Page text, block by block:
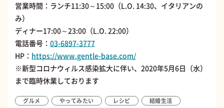
営業時間：ランチ11:30～15:00（L.O. 14:30、イタリアンの
み）
ディナー17:00～23:00（L.O. 22:00）
電話番号： 03-6897-3777
HP： https://www.gentle-base.com/
※新型コロナウィルス感染拡大に伴い、2020年5月6日（水）
まで臨時休業しております
グルメ やってみたい レシピ 結婚生活